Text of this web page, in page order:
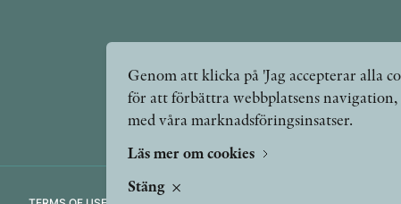
Genom att klicka på 'Jag accepterar alla
för att förbättra webbplatsens
med våra marknadsföringsinsatser.
Läs mer om cookies
Stäng